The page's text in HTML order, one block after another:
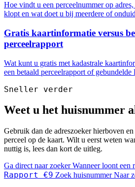
Hoe vindt u een perceelnummer op
klopt en wat doet u bij meerdere of
Gratis kaartinformatie versus
perceelrapport
Wat kunt u gratis met kadastrale
een betaald perceelrapport of gebundelde
Sneller verder
Weet u het huisnummer
Gebruik dan de adreszoeker hierboven
perceel op de kaart. Wilt u eerst weten
nuttig is, lees dan kort de uitleg.
Ga direct naar zoekerWanneer loont een
Rapport €9 Zoek huisnummer Naar